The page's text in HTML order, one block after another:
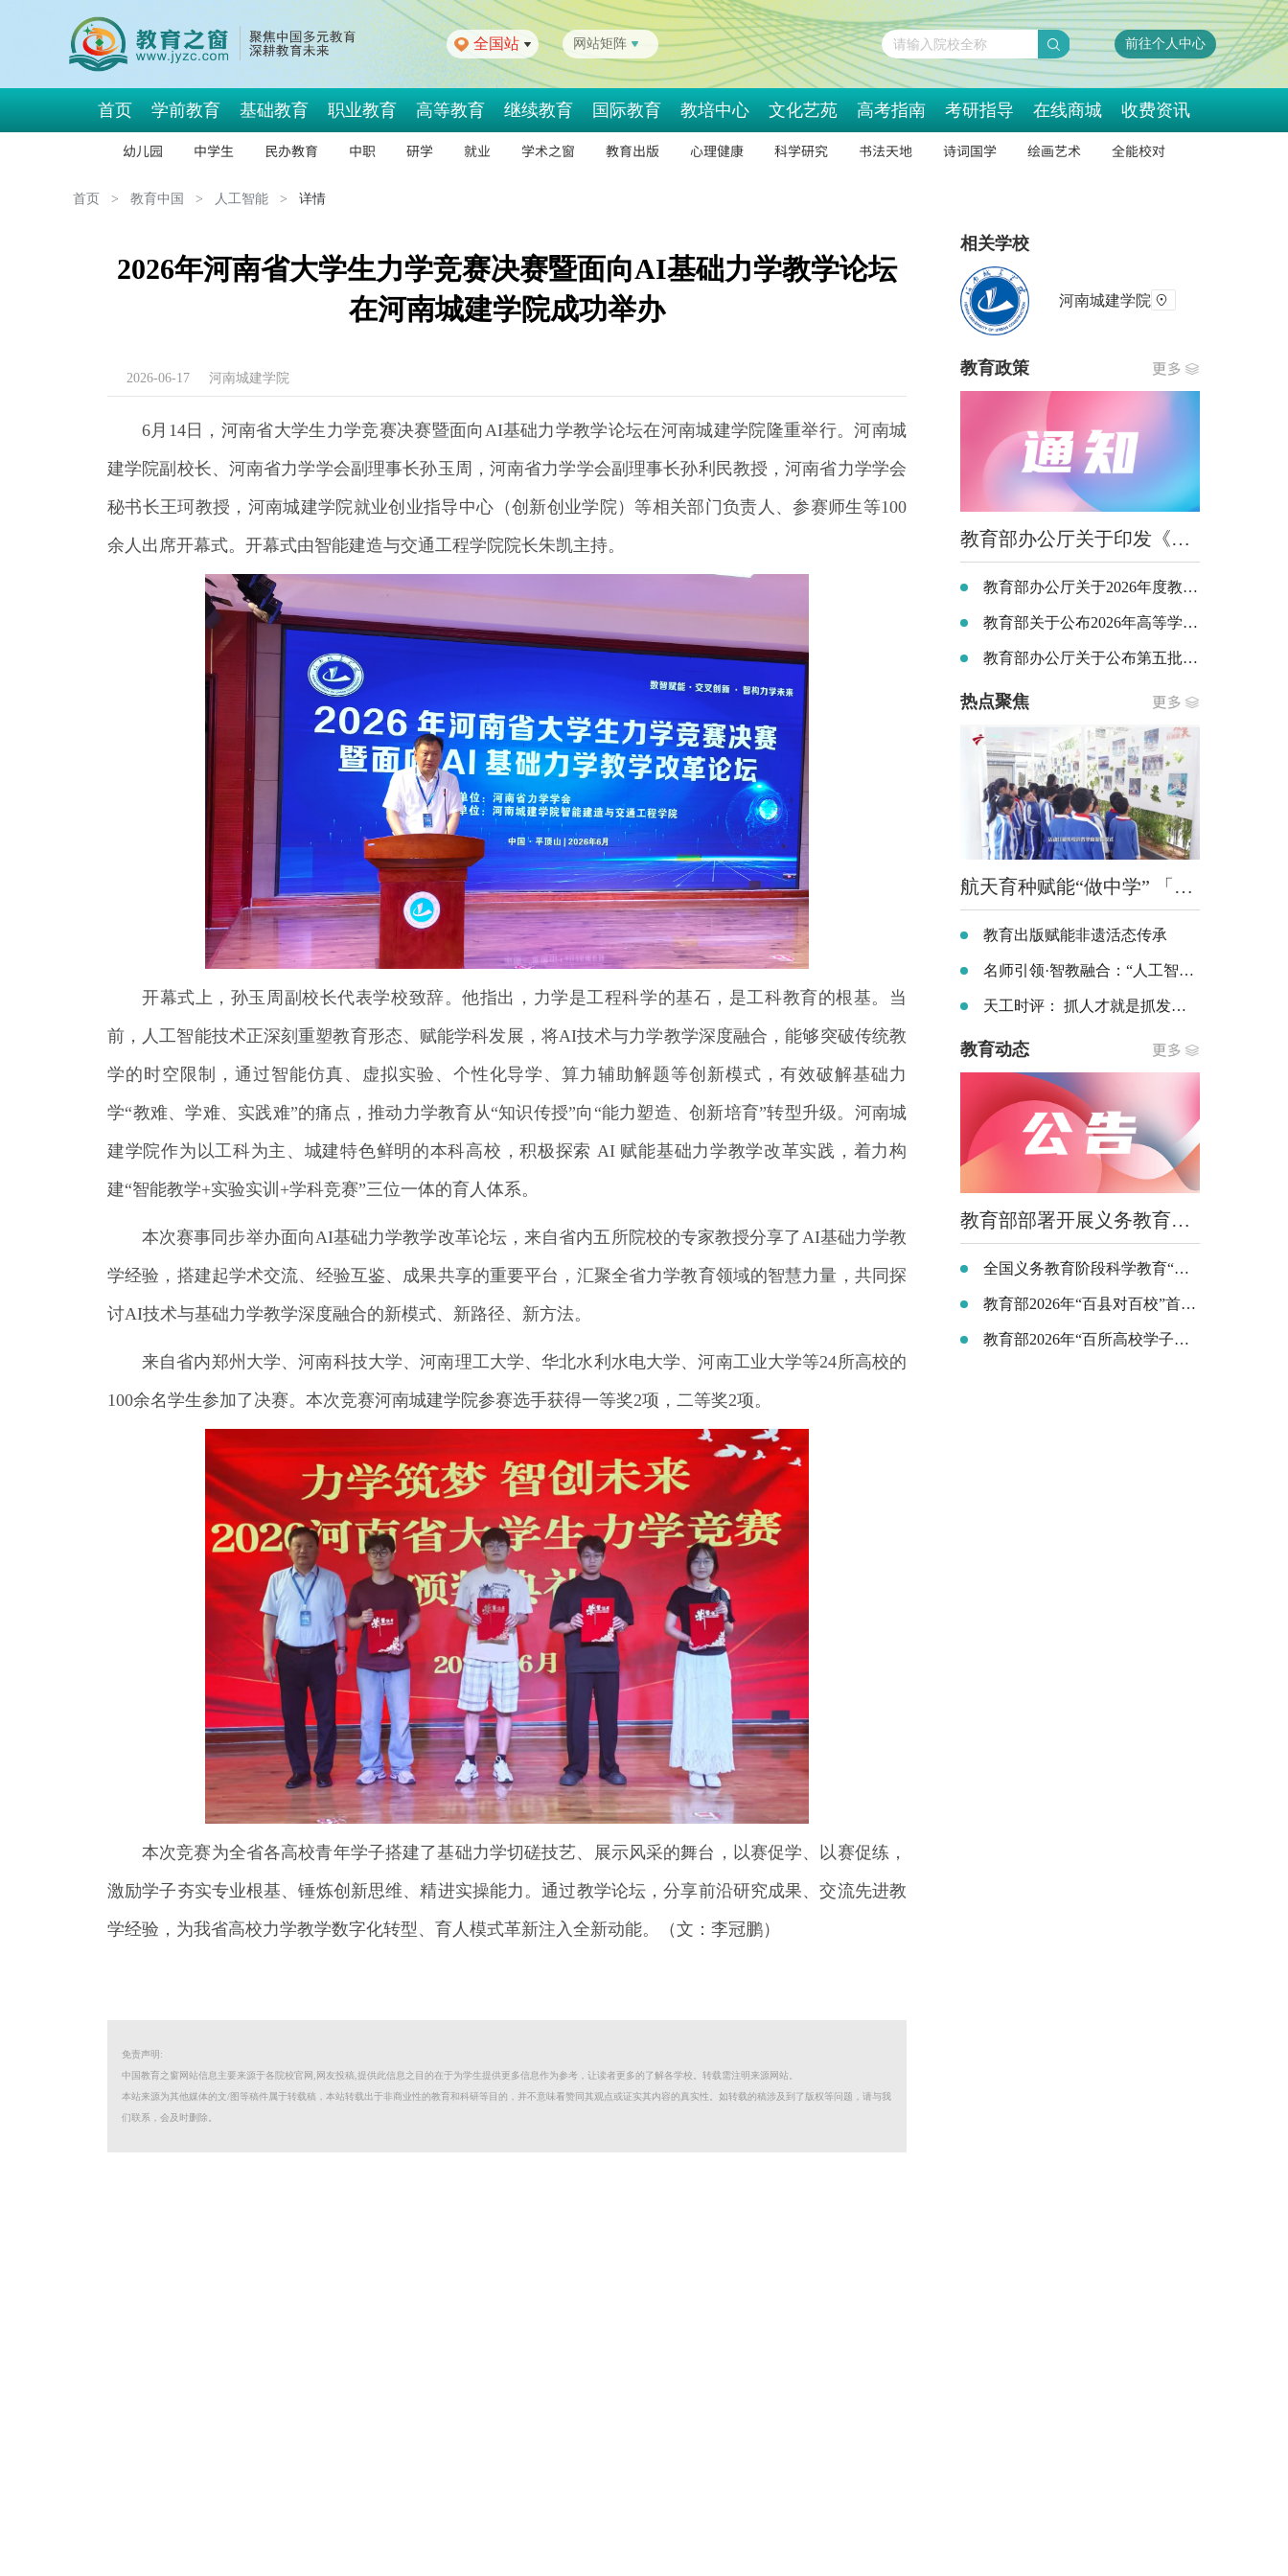
全国站 网站矩阵 请输入院校全称 前往个人中心
首页 学前教育 基础教育 职业教育 高等教育 继续教育 国际教育 教培中心 文化艺苑 高考指南 考研指导 在线商城 收费资讯
幼儿园 中学生 民办教育 中职 研学 就业 学术之窗 教育出版 心理健康 科学研究 书法天地 诗词国学 绘画艺术 全能校对
首页 > 教育中国 > 人工智能 > 详情
2026年河南省大学生力学竞赛决赛暨面向AI基础力学教学论坛
在河南城建学院成功举办
2026-06-17 河南城建学院
6月14日，河南省大学生力学竞赛决赛暨面向AI基础力学教学论坛在河南城建学院隆重举行。河南城
建学院副校长、河南省力学学会副理事长孙玉周，河南省力学学会副理事长孙利民教授，河南省力学学会
秘书长王珂教授， 河南城建学院就业创业指导中心（创新创业学院）等相关部门负责人、参赛师生等100
余人出席开幕式。开幕式由智能建造与交通工程学院院长朱凯主持。
开幕式上，孙玉周副校长代表学校致辞。他指出，力学是工程科学的基石，是工科教育的根基。当
前，人工智能技术正深刻重塑教育形态、赋能学科发展，将AI技术与力学教学深度融合，能够突破传统教
学的时空限制，通过智能仿真、虚拟实验、个性化导学、算力辅助解题等创新模式，有效破解基础力
学“教难、学难、实践难”的痛点，推动力学教育从“知识传授”向“能力塑造、创新培育”转型升级。 河南城
建学院作为以工科为主、城建特色鲜明的本科高校，积极探索 AI 赋能基础力学教学改革实践，着力构
建“智能教学+实验实训+学科竞赛”三位一体的育人体系。
本次赛事同步举办面向AI基础力学教学改革论坛，来自省内五所院校的专家教授分享了AI基础力学教
学经验，搭建起学术交流、经验互鉴、成果共享的重要平台，汇聚全省力学教育领域的智慧力量，共同探
讨AI技术与基础力学教学深度融合的新模式、新路径、新方法。
来自省内郑州大学、河南科技大学、河南理工大学、华北水利水电大学、河南工业大学等24所高校的
100余名学生参加了决赛。本次竞赛河南城建学院参赛选手获得一等奖2项，二等奖2项。
本次竞赛为全省各高校青年学子搭建了基础力学切磋技艺、展示风采的舞台，以赛促学、以赛促练，
激励学子夯实专业根基、锤炼创新思维、精进实操能力。通过教学论坛，分享前沿研究成果、交流先进教
学经验，为我省高校力学教学数字化转型、育人模式革新注入全新动能。（文：李冠鹏）
免责声明:
中国教育之窗网站信息主要来源于各院校官网,网友投稿,提供此信息之目的在于为学生提供更多信息作为参考，让读者更多的了解各学校。转载需注明来源网站。
本站来源为其他媒体的文/图等稿件属于转载稿，本站转载出于非商业性的教育和科研等目的，并不意味看赞同其观点或证实其内容的真实性。如转载的稿涉及到了版权等问题，请与我
们联系，会及时删除。
相关学校
河南城建学院
教育政策
教育部办公厅关于印发《义务教育阶段科学教育“做中学”领航行动指南》的通知
教育部办公厅关于2026年度教育部大中小学课程教材研究项目立项的通知
教育部关于公布2026年高等学历继续教育拟招生专业备案结果和校外教学点设置备案结果的通知
教育部办公厅关于公布第五批全国党建工作示范高校、标杆院系、样板支部培育创建单位名单的通知
热点聚焦
航天育种赋能“做中学” 「一馆一育种一研学」航天科普项目走进全国中小学
教育出版赋能非遗活态传承
名师引领·智教融合：“人工智能+教学” 改革创新实践专题研讨会在珠海举办
天工时评： 抓人才就是抓发展 抓人才就是抓未来 ——以人才之兴铺就职业本科高质量发展坦途
教育动态
教育部部署开展义务教育阶段科学教育 “做中学”领航行动
全国义务教育阶段科学教育“做中学”领航行动部署会召开
教育部2026年“百县对百校”首场离校未就业毕业生专场招聘活动在云南昆明举行
教育部2026年“百所高校学子地方行”（苏州站）活动在江苏昆山举行